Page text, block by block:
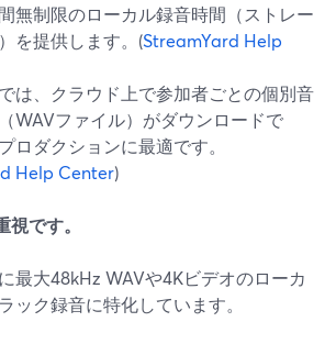
無制限のローカル録音時間（ストレー
を提供します。(StreamYard Help
は、クラウド上で参加者ごとの個別音
WAVファイル）がダウンロードで
ロダクションに最適です。
Help Center)
です。
最大48kHz WAVや4Kビデオのローカ
ック録音に特化しています。